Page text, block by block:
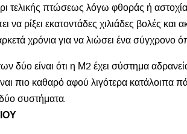
τελικής πτώσεως λόγω φθοράς ή
ρίξει εκατοντάδες χιλιάδες βολές
χρόνια για να λιώσει ένα
δύο είναι ότι η Μ2 έχει σύστημα
πιο καθαρό αφού λιγότερα
δύο συστήματα.